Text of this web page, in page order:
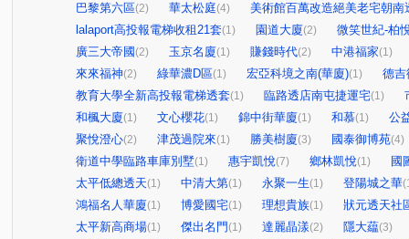
巴黎第六區(2) 華太松庭(4)
美術館百萬改造絕美老宅朝南
lalaport高投報電梯收租21套(1) 園道大廈(2)
微笑世紀-柏
廣三大帝國 (2) 玉京名廈(1) 賺錢時代(2) 中港福家(1)
來來福神(2) 綠華濃D區(1) 宏亞科境之南(華廈)(1)
德吉
教育大學全新高投報電梯透套(1) 臨路透店南屯捷運宅(1)
和楓大廈(1) 文心櫻花(1) 錦中街華廈(1) 和慕(1)
公
聚悅澄心(2) 津茂過院來(1) 勝美樹廈(3) 國泰御博苑(4)
衛道中學臨路車庫別墅(1) 惠宇凱悅(7) 鄉林凱悅(1)
國
太平低總透天(1) 中清大第(1) 永聚一生(1) 登陽城之華
鴻福名人華廈(1) 博愛國宅(1) 理想貴族(1)
狀元透天社
太平新高商場(1) 傑出名門 (1) 達麗晶漾(2) 隱大藴(3)